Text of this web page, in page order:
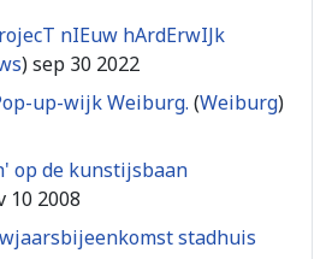
nIEuw hArdErwIJk
)sep 30 2022
up-wijk Weiburg. (Weiburg)
op de kunstijsbaan
10 2008
stadhuis